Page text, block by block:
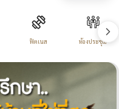
ฟิตเนส ห้องประชุม